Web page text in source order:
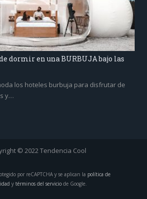
dormir en una BURBUJA bajo las
los hoteles burbuja para disfrutar de
y…
© 2022 Tendencia Cool
por reCAPTCHA y se aplican la política de
y términos del serviciode Google.